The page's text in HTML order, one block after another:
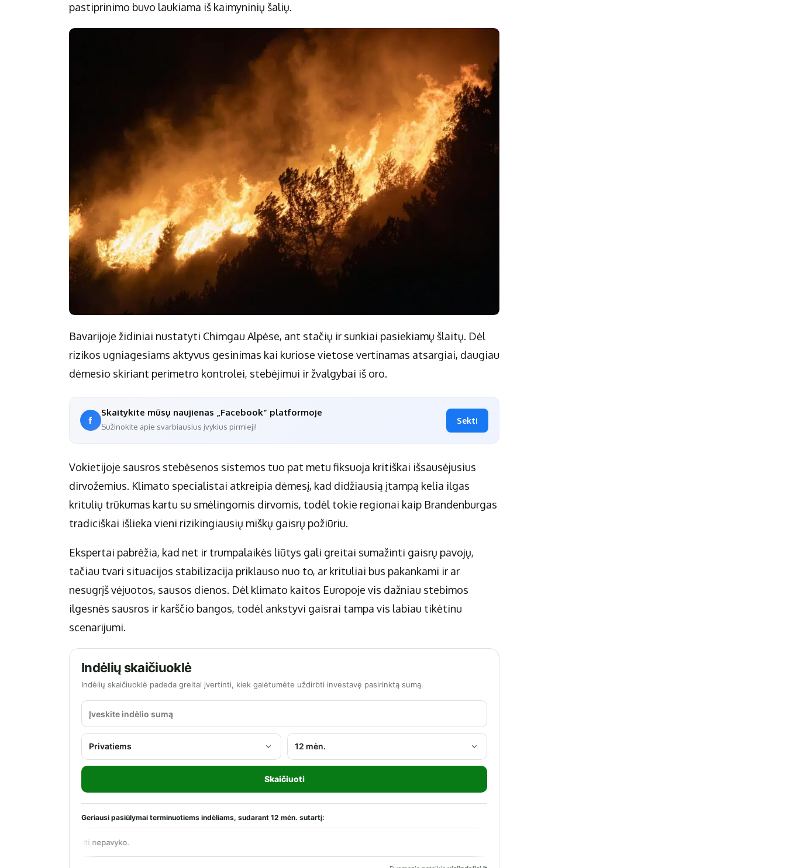
pastiprinimo buvo laukiama iš kaimyninių šalių.
Bavarijoje židiniai nustatyti Chimgau Alpėse, ant stačių ir sunkiai pasiekiamų šlaitų. Dėl
rizikos ugniagesiams aktyvus gesinimas kai kuriose vietose vertinamas atsargiai, daugiau
dėmesio skiriant perimetro kontrolei, stebėjimui ir žvalgybai iš oro.
Skaitykite mūsų naujienas „Facebook“ platformoje
Sužinokite apie svarbiausius įvykius pirmieji!
Sekti
Vokietijoje sausros stebėsenos sistemos tuo pat metu fiksuoja kritiškai išsausėjusius
dirvožemius. Klimato specialistai atkreipia dėmesį, kad didžiausią įtampą kelia ilgas
kritulių trūkumas kartu su smėlingomis dirvomis, todėl tokie regionai kaip Brandenburgas
tradiciškai išlieka vieni rizikingiausių miškų gaisrų požiūriu.
Ekspertai pabrėžia, kad net ir trumpalaikės liūtys gali greitai sumažinti gaisrų pavojų,
tačiau tvari situacijos stabilizacija priklauso nuo to, ar krituliai bus pakankami ir ar
nesugrįš vėjuotos, sausos dienos. Dėl klimato kaitos Europoje vis dažniau stebimos
ilgesnės sausros ir karščio bangos, todėl ankstyvi gaisrai tampa vis labiau tikėtinu
scenarijumi.